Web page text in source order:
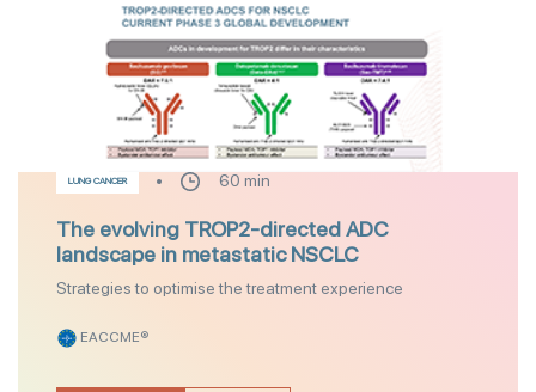
LUNG CANCER 60 min
The evolving TROP2-directed ADC
landscape in metastatic NSCLC
Strategies to optimise the treatment experience
EACCME®